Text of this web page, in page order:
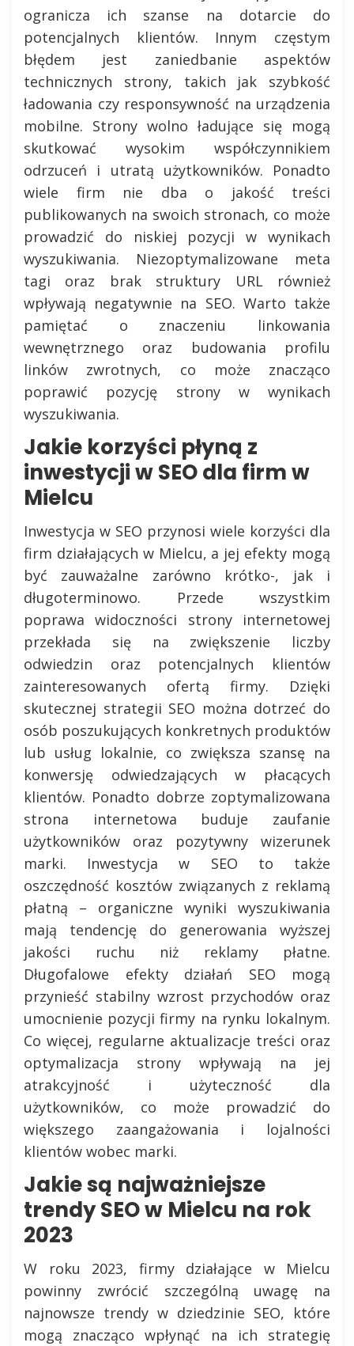
ogranicza ich szanse na dotarcie do
potencjalnych klientów. Innym częstym
błędem jest zaniedbanie aspektów
technicznych strony, takich jak szybkość
ładowania czy responsywność na urządzenia
mobilne. Strony wolno ładujące się mogą
skutkować wysokim współczynnikiem
odrzuceń i utratą użytkowników. Ponadto
wiele firm nie dba o jakość treści
publikowanych na swoich stronach, co może
prowadzić do niskiej pozycji w wynikach
wyszukiwania. Niezoptymalizowane meta
tagi oraz brak struktury URL również
wpływają negatywnie na SEO. Warto także
pamiętać o znaczeniu linkowania
wewnętrznego oraz budowania profilu
linków zwrotnych, co może znacząco
poprawić pozycję strony w wynikach
wyszukiwania.
Jakie korzyści płyną z
inwestycji w SEO dla firm w
Mielcu
Inwestycja w SEO przynosi wiele korzyści dla
firm działających w Mielcu, a jej efekty mogą
być zauważalne zarówno krótko-, jak i
długoterminowo. Przede wszystkim
poprawa widoczności strony internetowej
przekłada się na zwiększenie liczby
odwiedzin oraz potencjalnych klientów
zainteresowanych ofertą firmy. Dzięki
skutecznej strategii SEO można dotrzeć do
osób poszukujących konkretnych produktów
lub usług lokalnie, co zwiększa szansę na
konwersję odwiedzających w płacących
klientów. Ponadto dobrze zoptymalizowana
strona internetowa buduje zaufanie
użytkowników oraz pozytywny wizerunek
marki. Inwestycja w SEO to także
oszczędność kosztów związanych z reklamą
płatną – organiczne wyniki wyszukiwania
mają tendencję do generowania wyższej
jakości ruchu niż reklamy płatne.
Długofalowe efekty działań SEO mogą
przynieść stabilny wzrost przychodów oraz
umocnienie pozycji firmy na rynku lokalnym.
Co więcej, regularne aktualizacje treści oraz
optymalizacja strony wpływają na jej
atrakcyjność i użyteczność dla
użytkowników, co może prowadzić do
większego zaangażowania i lojalności
klientów wobec marki.
Jakie są najważniejsze
trendy SEO w Mielcu na rok
2023
W roku 2023, firmy działające w Mielcu
powinny zwrócić szczególną uwagę na
najnowsze trendy w dziedzinie SEO, które
mogą znacząco wpłynąć na ich strategię